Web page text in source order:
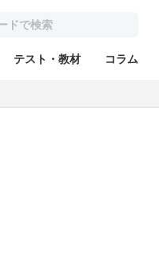
テスト・教材 コラム